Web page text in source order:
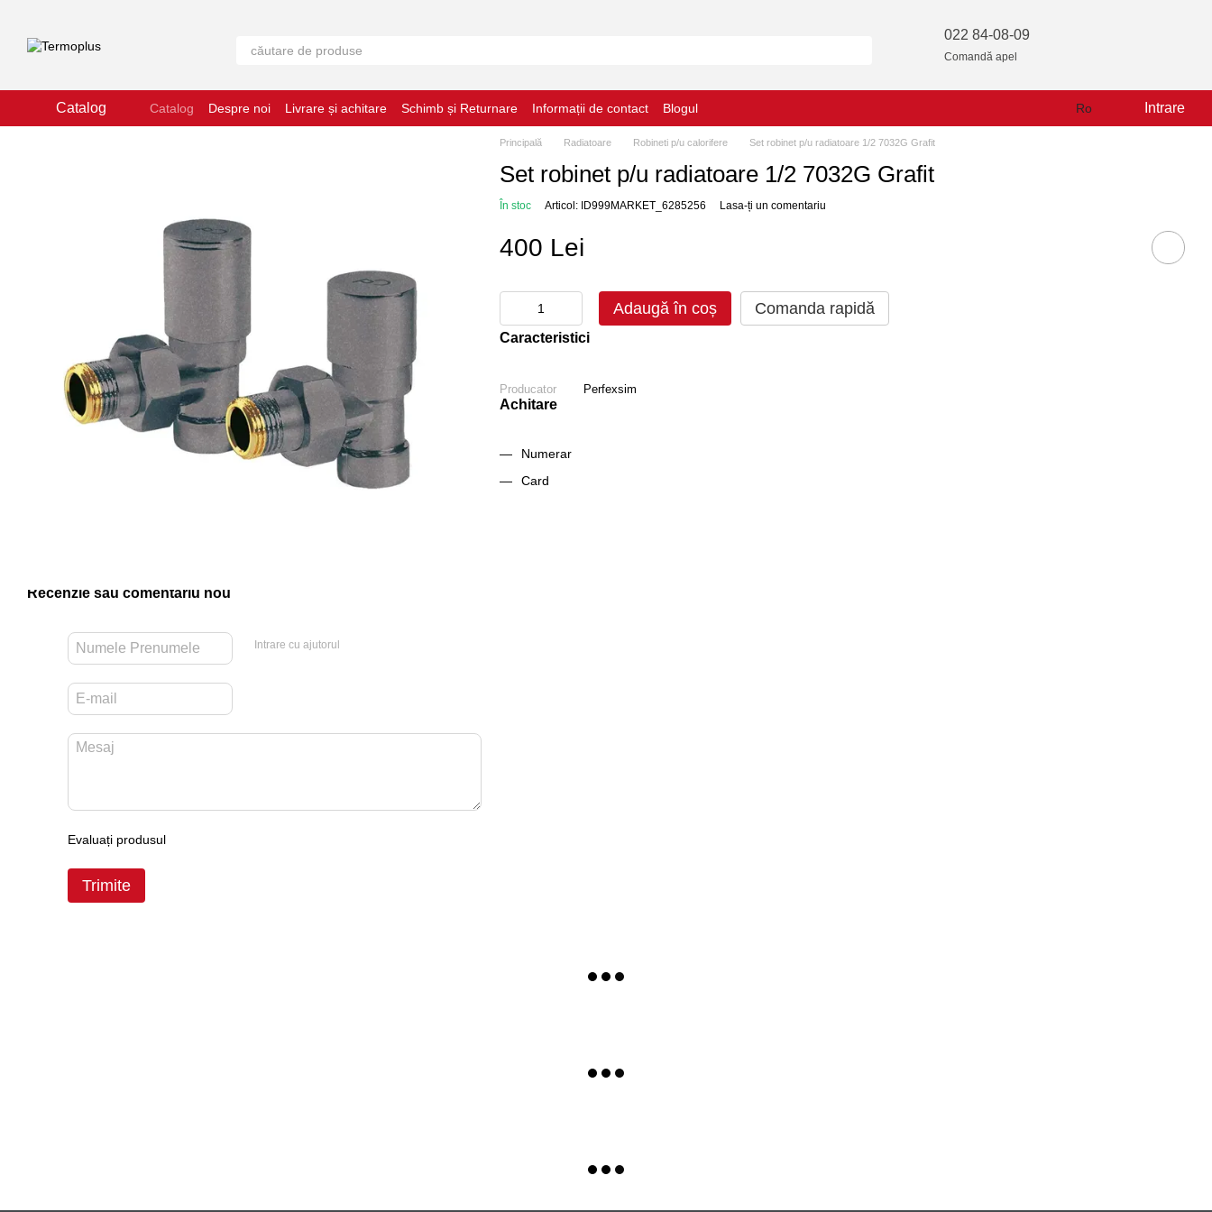
022 84-08-09
Comandă apel
Catalog Catalog Despre noi Livrare și achitare Schimb și Returnare Informații de contact Blogul Ro Intrare
Recenzie sau comentariu nou
Intrare cu ajutorul
Evaluați produsul
Trimite
Principală Radiatoare Robineti p/u calorifere Set robinet p/u radiatoare 1/2 7032G Grafit
Set robinet p/u radiatoare 1/2 7032G Grafit
În stoc Articol: ID999MARKET_6285256 Lasa-ți un comentariu
400 Lei
Adaugă în coș Comanda rapidă
Caracteristici
Producator Perfexsim
Achitare
Numerar
Card